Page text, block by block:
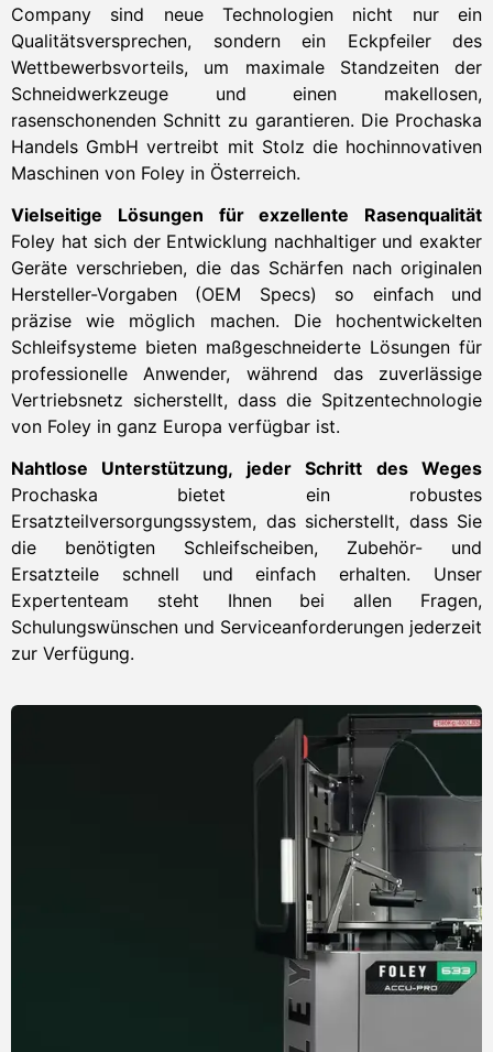
Company sind neue Technologien nicht nur ein
Qualitätsversprechen, sondern ein Eckpfeiler des
Wettbewerbsvorteils, um maximale Standzeiten der
Schneidwerkzeuge und einen makellosen,
rasenschonenden Schnitt zu garantieren. Die Prochaska
Handels GmbH vertreibt mit Stolz die hochinnovativen
Maschinen von Foley in Österreich.
Vielseitige Lösungen für exzellente Rasenqualität
Foley hat sich der Entwicklung nachhaltiger und exakter
Geräte verschrieben, die das Schärfen nach originalen
Hersteller-Vorgaben (OEM Specs) so einfach und
präzise wie möglich machen. Die hochentwickelten
Schleifsysteme bieten maßgeschneiderte Lösungen für
professionelle Anwender, während das zuverlässige
Vertriebsnetz sicherstellt, dass die Spitzentechnologie
von Foley in ganz Europa verfügbar ist.
Nahtlose Unterstützung, jeder Schritt des Weges
Prochaska bietet ein robustes
Ersatzteilversorgungssystem, das sicherstellt, dass Sie
die benötigten Schleifscheiben, Zubehör- und
Ersatzteile schnell und einfach erhalten. Unser
Expertenteam steht Ihnen bei allen Fragen,
Schulungswünschen und Serviceanforderungen jederzeit
zur Verfügung.